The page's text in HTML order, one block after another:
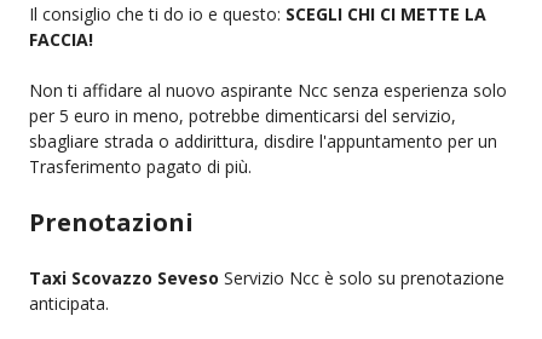
Il consiglio che ti do io e questo: SCEGLI CHI CI METTE LA
FACCIA!
Non ti affidare al nuovo aspirante Ncc senza esperienza solo
per 5 euro in meno, potrebbe dimenticarsi del servizio,
sbagliare strada o addirittura, disdire l'appuntamento per un
Trasferimento pagato di più.
Prenotazioni
Taxi Scovazzo Seveso Servizio Ncc è solo su prenotazione
anticipata.